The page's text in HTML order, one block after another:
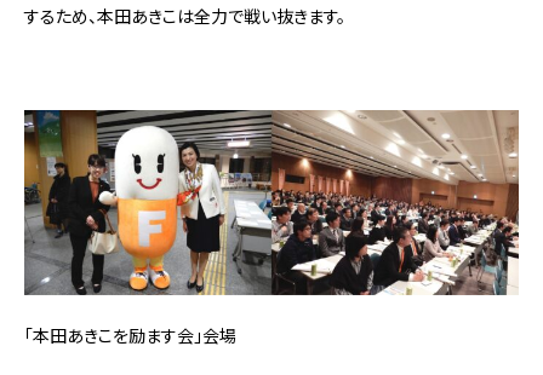
するため、本田あきこは全力で戦い抜きます。
「本田あきこを励ます会」会場